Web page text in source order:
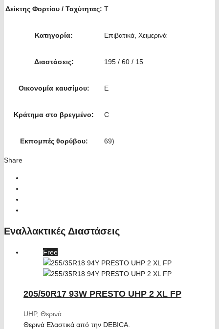
Δείκτης Φορτίου / Ταχύτητας: T
Κατηγορία: Επιβατικά, Χειμερινά
Διαστάσεις: 195 / 60 / 15
Οικονομία καυσίμου: E
Κράτημα στο βρεγμένο: C
Εκπομπές θορύβου: 69)
Share
Εναλλακτικές Διαστάσεις
Free
205/50R17 93W PRESTO UHP 2 XL FP
UHP, Θερινά
Θερινά Ελαστικά από την DEBICA.